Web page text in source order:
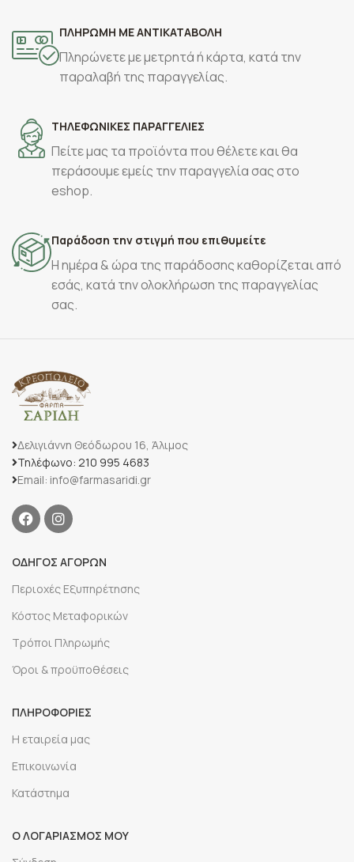
ΠΛΗΡΩΜΗ ΜΕ ΑΝΤΙΚΑΤΑΒΟΛΗ
Πληρώνετε με μετρητά ή κάρτα, κατά την
παραλαβή της παραγγελίας.
ΤΗΛΕΦΩΝΙΚΕΣ ΠΑΡΑΓΓΕΛΙΕΣ
Πείτε μας τα προϊόντα που θέλετε και θα
περάσουμε εμείς την παραγγελία σας στο
eshop.
Παράδοση την στιγμή που επιθυμείτε
Η ημέρα & ώρα της παράδοσης καθορίζεται από
εσάς, κατά την ολοκλήρωση της παραγγελίας
σας.
Δελιγιάννη Θεόδωρου 16, Άλιμος
Τηλέφωνο: 210 995 4683
Email: info@farmasaridi.gr
ΟΔΗΓΟΣ ΑΓΟΡΩΝ
Περιοχές Εξυπηρέτησης
Κόστος Μεταφορικών
Τρόποι Πληρωμής
Όροι & προϋποθέσεις
ΠΛΗΡΟΦΟΡΙΕΣ
Η εταιρεία μας
Επικοινωνία
Κατάστημα
Ο ΛΟΓΑΡΙΑΣΜΟΣ ΜΟΥ